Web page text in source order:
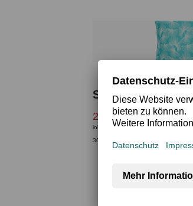
Swimsuit
27,50 € 54,99 €
inkl. MwSt.
30-Tage-Bestpreis*: 27,50 €